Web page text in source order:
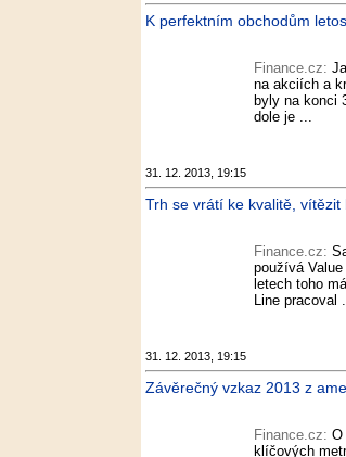
K perfektním obchodům
Finance.cz:
na akciích a
byly na konci
dole je ...
31. 12. 2013, 19:15
Trh se vrátí ke kvalitě,
Finance.cz:
používá
letech toho
Line pracoval
31. 12. 2013, 19:15
Závěrečný vzkaz 2013 z
Finance.cz: O
klíčových